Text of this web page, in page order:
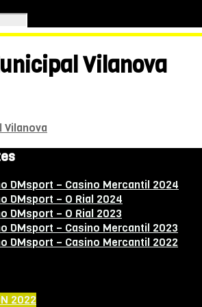
Vilanova
DMsport – Casino Mercantil 2024
DMsport – O Rial 2024
DMsport – O Rial 2023
DMsport – Casino Mercantil 2023
DMsport – Casino Mercantil 2022
2022